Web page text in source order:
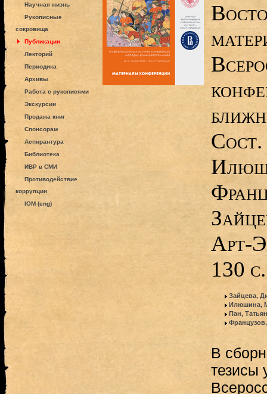
Научная жизнь
Рукописные
сокровища
Публикации
Лекторий
Периодика
Архивы
Работа с рукописями
Экскурсии
Продажа книг
Спонсорам
Аспирантура
Библиотека
ИВР в СМИ
Противодействие
коррупции
IOM (eng)
Арт-
130 с.
Зайцева,
Илюшина,
Пан,
В
тезисы